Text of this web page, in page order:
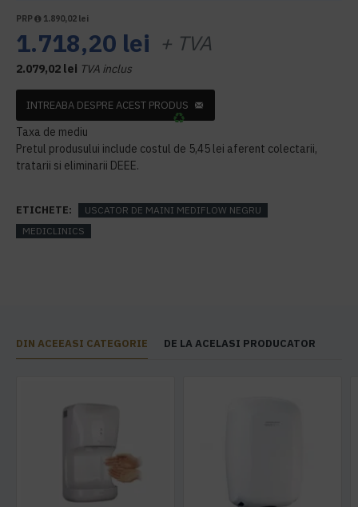
PRP 1.890,02 lei
1.718,20 lei + TVA
2.079,02 lei TVA inclus
INTREABA DESPRE ACEST PRODUS
Taxa de mediu
Pretul produsului include costul de 5,45 lei aferent colectarii,
tratarii si eliminarii DEEE.
ETICHETE:
USCATOR DE MAINI MEDIFLOW NEGRU
MEDICLINICS
DIN ACEEASI CATEGORIE DE LA ACELASI PRODUCATOR